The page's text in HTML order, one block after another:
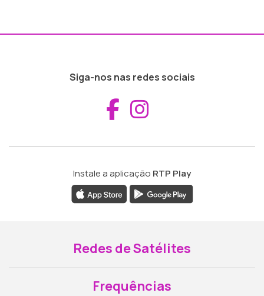
Siga-nos nas redes sociais
Aceder ao
Instale a aplicação RTP Play
Redes de Satélites
Frequências